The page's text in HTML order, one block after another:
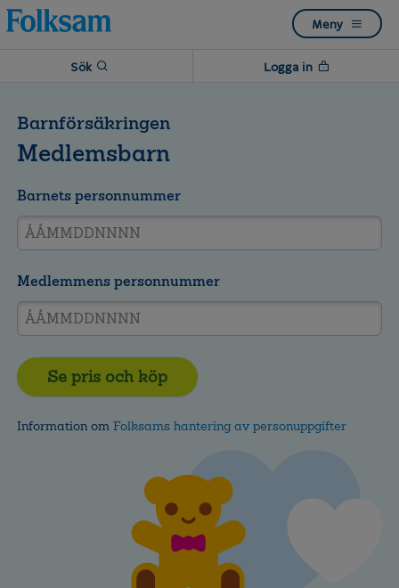
Till
navigation
Till
innehåll
Meny
Sök Logga in
Barnförsäkringen
Medlemsbarn
Barnets personnummer
Medlemmens personnummer
Se pris och köp
Information om Folksams hantering av personuppgifter